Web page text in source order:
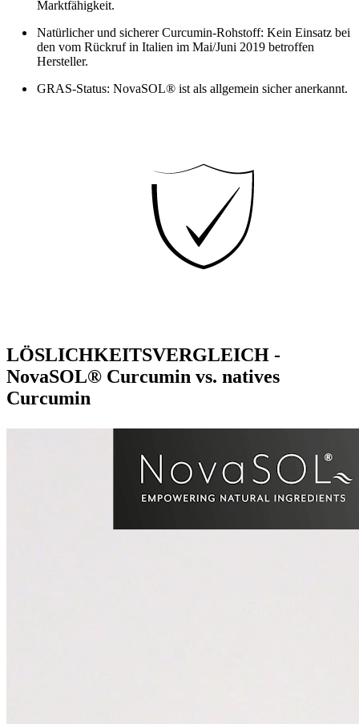
Marktfähigkeit.
Natürlicher und sicherer Curcumin-Rohstoff: Kein Einsatz bei
den vom Rückruf in Italien im Mai/Juni 2019 betroffen
Hersteller.
GRAS-Status: NovaSOL® ist als allgemein sicher anerkannt.
LÖSLICHKEITSVERGLEICH -
NovaSOL® Curcumin vs. natives
Curcumin